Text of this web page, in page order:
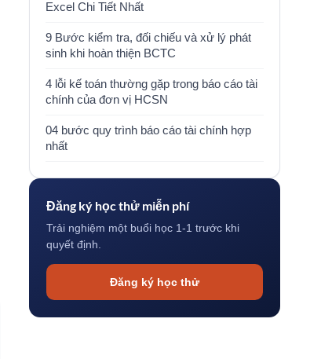
Excel Chi Tiết Nhất
9 Bước kiểm tra, đối chiếu và xử lý phát
sinh khi hoàn thiện BCTC
4 lỗi kế toán thường gặp trong báo cáo tài
chính của đơn vị HCSN
04 bước quy trình báo cáo tài chính hợp
nhất
Đăng ký học thử miễn phí
Trải nghiệm một buổi học 1-1 trước khi
quyết định.
Đăng ký học thử